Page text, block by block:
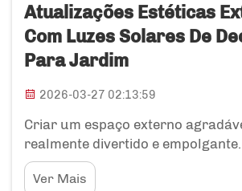
Atualizações Estéticas
Com Luzes Solares De
Para Jardim
2026-03-27 02:13:59
Criar um espaço externo
realmente divertido e
maneira de fazê-lo é utilizando
decoração para jardim. Essas
Ver Mais